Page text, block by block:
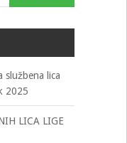
službena lica
2025
LICA LIGE